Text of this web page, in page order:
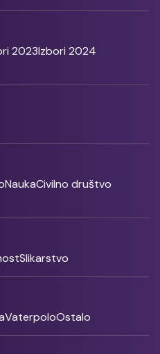
2023Izbori 2024
NaukaCivilno društvo
Slikarstvo
VaterpoloOstalo